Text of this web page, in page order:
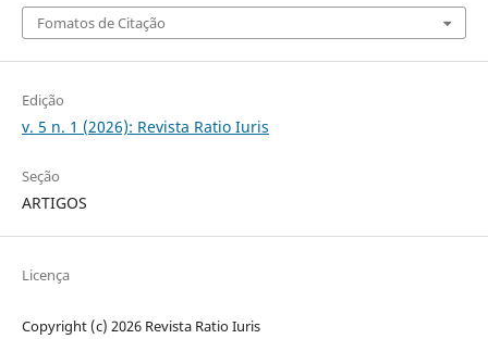
Fomatos de Citação
Edição
v. 5 n. 1 (2026): Revista Ratio Iuris
Seção
ARTIGOS
Licença
Copyright (c) 2026 Revista Ratio Iuris